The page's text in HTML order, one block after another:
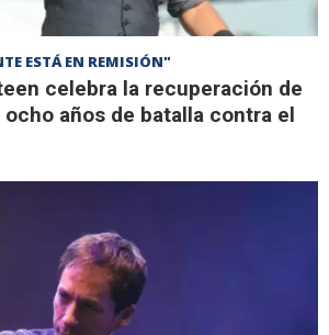
ESTÁ EN REMISIÓN"
celebra la recuperación de
años de batalla contra el